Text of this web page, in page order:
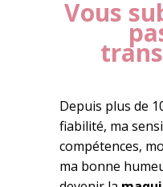
Vous
Depuis plus de
fiabilité, ma
compétences,
ma bonne